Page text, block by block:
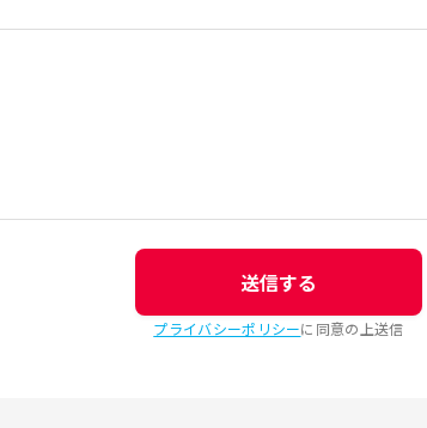
送信する
プライバシーポリシーに同意の上送信